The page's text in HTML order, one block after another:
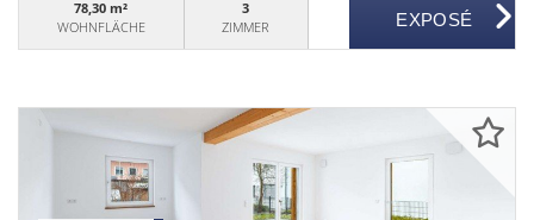
78,30 m²
WOHNFLÄCHE
3
ZIMMER